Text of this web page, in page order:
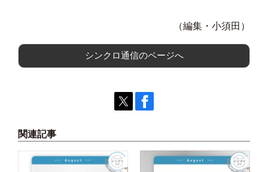
（編集・小須田）
シンクロ通信のページへ
関連記事